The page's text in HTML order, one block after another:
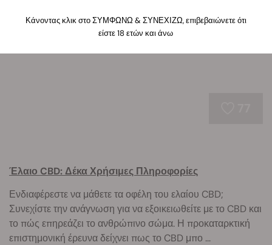
THC.
Έλαιο CBD: Δέκα Χρήσιμες Πληροφορίες
Ενδιαφέρεστε να μάθετε τα οφέλη του ελαίου CBD;
Συνεχίστε την ανάγνωση για να εξοικειωθείτε με το CBD και
το πώς επηρεάζει το ανθρώπινο σώμα. Η προκαταρκτική
επιστημονική έρευνα δείχνει πως το CBD μπο ...
Κάνοντας κλικ στο ΣΥΜΦΩΝΩ & ΣΥΝΕΧΙΖΩ, επιβεβαιώνετε ότι
είστε 18 ετών και άνω